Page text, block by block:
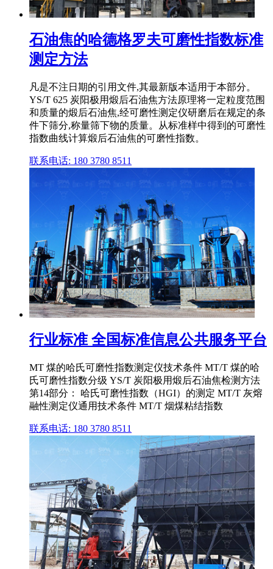
石油焦的哈德格罗夫可磨性指数标准
测定方法
凡是不注日期的引用文件,其最新版本适用于本部分。
YS/T 625 炭阳极用煅后石油焦方法原理将一定粒度范围
和质量的煅后石油焦,经可磨性测定仪研磨后在规定的条
件下筛分,称量筛下物的质量。从标准样中得到的可磨性
指数曲线计算煅后石油焦的可磨性指数。
联系电话: 180 3780 8511
行业标准 全国标准信息公共服务平台
MT 煤的哈氏可磨性指数测定仪技术条件 MT/T 煤的哈
氏可磨性指数分级 YS/T 炭阳极用煅后石油焦检测方法
第14部分： 哈氏可磨性指数（HGI）的测定 MT/T 灰熔
融性测定仪通用技术条件 MT/T 烟煤粘结指数
联系电话: 180 3780 8511